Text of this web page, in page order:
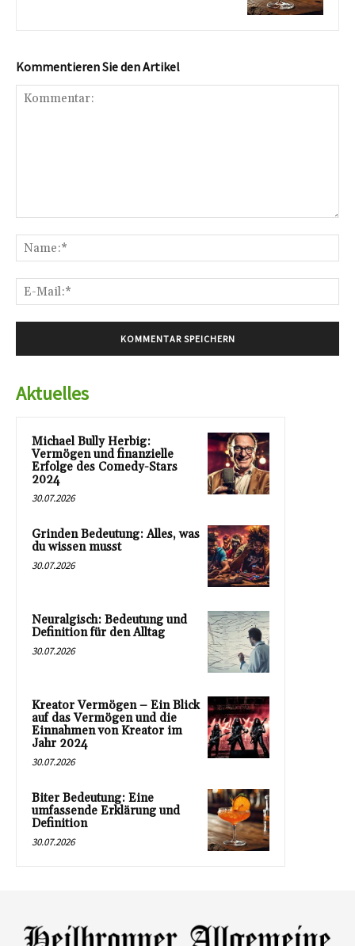
Kommentieren Sie den Artikel
Aktuelles
Michael Bully Herbig:
Vermögen und finanzielle
Erfolge des Comedy-Stars
2024
30.07.2026
Grinden Bedeutung: Alles, was
du wissen musst
30.07.2026
Neuralgisch: Bedeutung und
Definition für den Alltag
30.07.2026
Kreator Vermögen – Ein Blick
auf das Vermögen und die
Einnahmen von Kreator im
Jahr 2024
30.07.2026
Biter Bedeutung: Eine
umfassende Erklärung und
Definition
30.07.2026